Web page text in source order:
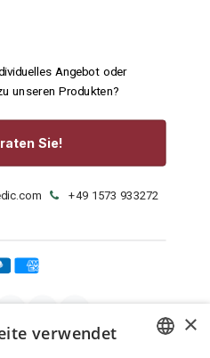
Angebot oder
unseren Produkten?
Sie!
+49 1573 933272
×
verwendet